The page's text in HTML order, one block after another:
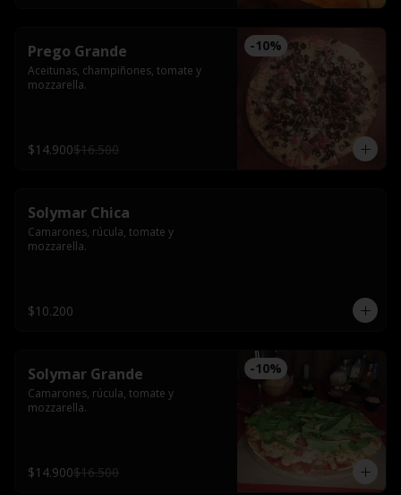
-10%
Prego Grande
Aceitunas, champiñones, tomate y
mozzarella.
$14.900$16.500
Solymar Chica
Camarones, rúcula, tomate y
mozzarella.
$10.200
-10%
Solymar Grande
Camarones, rúcula, tomate y
mozzarella.
$14.900$16.500